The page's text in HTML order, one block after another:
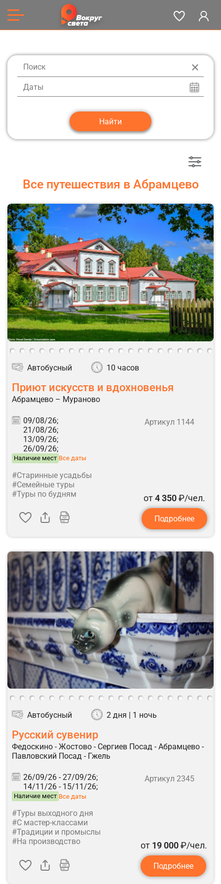
Даты
Все путешествия в Абрамцево
Автобусный 10 часов
Приют искусств и вдохновенья
Абрамцево – Мураново
09/08/26;
21/08/26;
13/09/26;
26/09/26;
Наличие мест Все даты
Артикул 1144
#Старинные усадьбы
#Семейные туры
#Туры по будням
от4 350₽/чел.
Подробнее
Автобусный 2 дня | 1 ночь
Русский сувенир
Федоскино - Жостово - Сергиев Посад - Абрамцево -
Павловский Посад - Гжель
26/09/26 - 27/09/26;
14/11/26 - 15/11/26;
Наличие мест Все даты
Артикул 2345
#Туры выходного дня
#С мастер-классами
#Традиции и промыслы
#На производство
от 19 000₽/чел.
Подробнее